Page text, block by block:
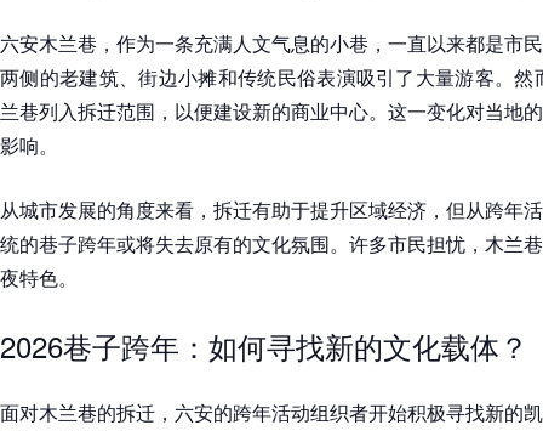
六安木兰巷，作为一条充满人文气息的小巷，一直以来都是市
两侧的老建筑、街边小摊和传统民俗表演吸引了大量游客。
兰巷列入拆迁范围，以便建设新的商业中心。这一变化对当地
影响。
从城市发展的角度来看，拆迁有助于提升区域经济，但从跨年
统的巷子跨年或将失去原有的文化氛围。许多市民担忧，木兰
夜特色。
2026巷子跨年：如何寻找新的文化载体？
面对木兰巷的拆迁，六安的跨年活动组织者开始积极寻找新的